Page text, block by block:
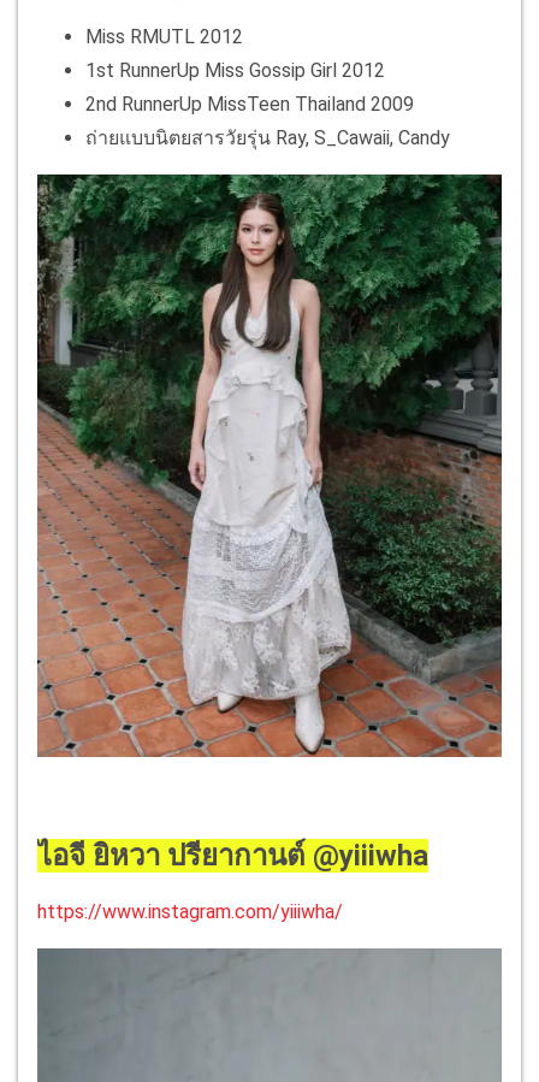
Miss RMUTL 2012
1st RunnerUp Miss Gossip Girl 2012
2nd RunnerUp MissTeen Thailand 2009
ถ่ายแบบนิตยสารวัยรุ่น Ray, S_Cawaii, Candy
ไอจี ยิหวา ปรียากานต์ @yiiiwha
https://www.instagram.com/yiiiwha/